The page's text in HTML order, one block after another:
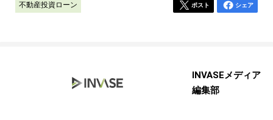
不動産投資ローン ポスト シェア
INVASEメディア
編集部